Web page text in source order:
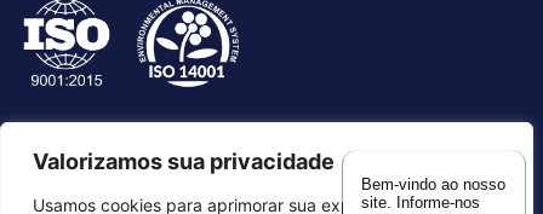
Valorizamos sua privacidade
Usamos cookies para aprimorar sua experiência de
Bem-vindo ao nosso
site. Informe-nos